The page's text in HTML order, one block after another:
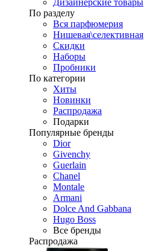
Дизайнерские товары
По разделу
Вся парфюмерия
Нишевая\селективная
Скидки
Наборы
Пробники
По категории
Хиты
Новинки
Распродажа
Подарки
Популярные бренды
Dior
Givenchy
Guerlain
Chanel
Montale
Armani
Dolce And Gabbana
Hugo Boss
Все бренды
Распродажа